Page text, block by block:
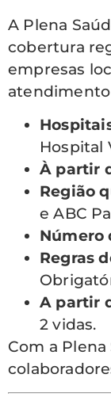
A Plena
cobertura
empresas
Hospital
À partir
Região
e ABC
Número
Regras
A partir
2 vidas.
Com a